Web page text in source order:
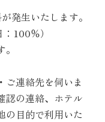
発生いたします。
：100％）
。
連絡先を伺いま
認の連絡、ホテル
の目的で利用いた